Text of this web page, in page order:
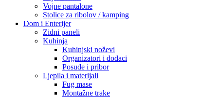
Vojne pantalone
Stolice za ribolov / kamping
Dom i Enterijer
Zidni paneli
Kuhinja
Kuhinjski noževi
Organizatori i dodaci
Posuđe i pribor
Ljepila i materijali
Fug mase
Montažne trake